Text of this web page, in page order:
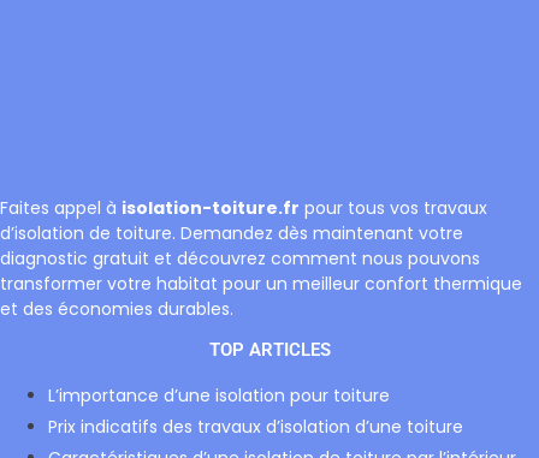
Faites appel à isolation-toiture.fr pour tous vos travaux
d’isolation de toiture. Demandez dès maintenant votre
diagnostic gratuit et découvrez comment nous pouvons
transformer votre habitat pour un meilleur confort thermique
et des économies durables.
TOP ARTICLES
L’importance d’une isolation pour toiture
Prix indicatifs des travaux d’isolation d’une toiture